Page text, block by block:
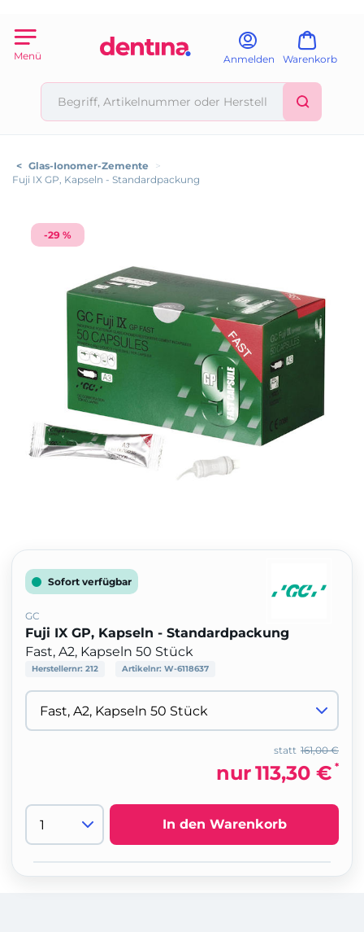
Menü Anmelden Warenkorb
< Glas-Ionomer-Zemente
>
Fuji IX GP, Kapseln - Standardpackung
-29 %
Sofort verfügbar
GC
Fuji IX GP, Kapseln - Standardpackung
Fast, A2, Kapseln 50 Stück
Herstellernr: 212 Artikelnr: W-6118637
161,00 €
statt
nur113,30 € *
In den Warenkorb